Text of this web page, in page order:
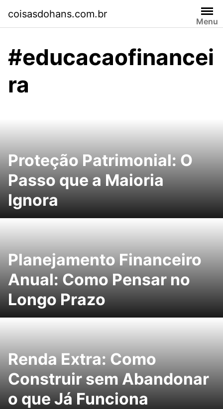
content
coisasdohans.com.br
Menu
#educacaofinancei
ra
Proteção Patrimonial: O
Passo que a Maioria
Ignora
Planejamento Financeiro
Anual: Como Pensar no
Longo Prazo
Renda Extra: Como
Construir sem Abandonar
o que Já Funciona